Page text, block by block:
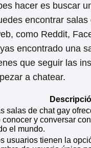
hacer es buscar
encontrar salas
como Reddit,
encontrado una
que seguir las
a chatear.
salas de chat gay
conocer y conversar
el mundo.
usuarios tienen la